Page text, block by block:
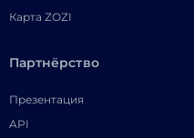
Карта ZOZI
Партнёрство
Презентация
API